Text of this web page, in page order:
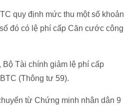
quy định mức thu một số khoản
đó có lệ phí cấp Căn cước công
Tài chính giảm lệ phí cấp
(Thông tư 59).
từ Chứng minh nhân dân 9